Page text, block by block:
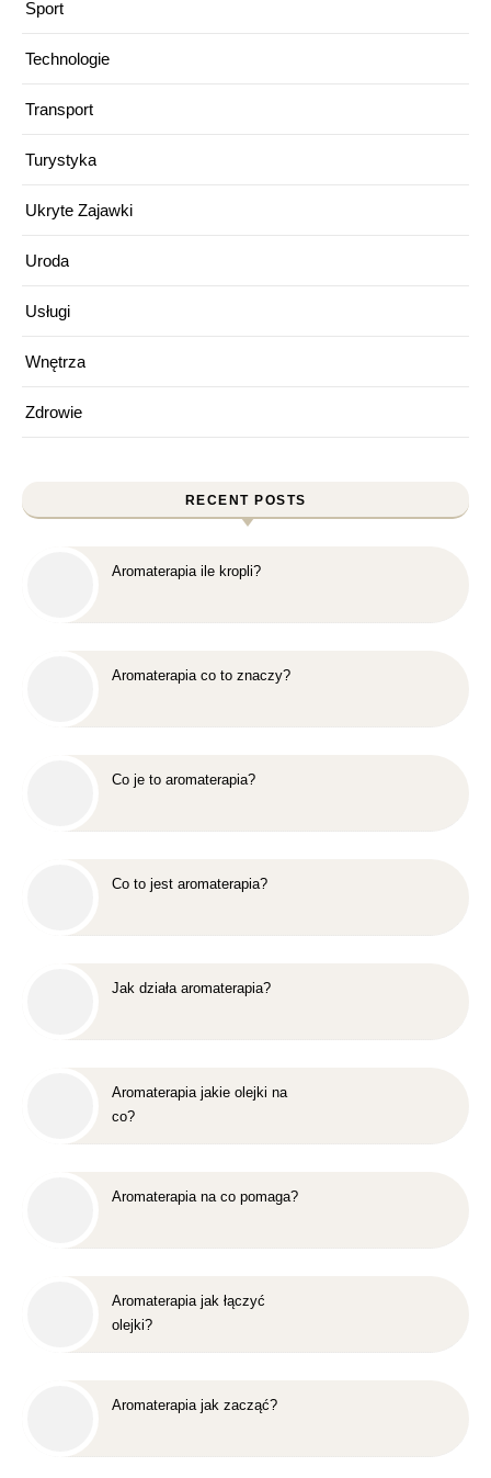
Sport
Technologie
Transport
Turystyka
Ukryte Zajawki
Uroda
Usługi
Wnętrza
Zdrowie
RECENT POSTS
Aromaterapia ile kropli?
Aromaterapia co to znaczy?
Co je to aromaterapia?
Co to jest aromaterapia?
Jak działa aromaterapia?
Aromaterapia jakie olejki na
co?
Aromaterapia na co pomaga?
Aromaterapia jak łączyć
olejki?
Aromaterapia jak zacząć?